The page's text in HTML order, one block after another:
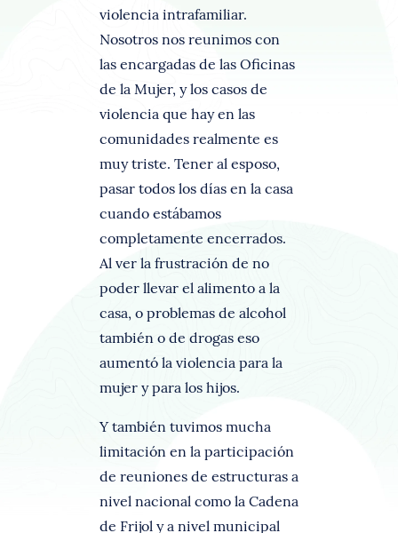
violencia intrafamiliar.
Nosotros nos reunimos con
las encargadas de las Oficinas
de la Mujer, y los casos de
violencia que hay en las
comunidades realmente es
muy triste. Tener al esposo,
pasar todos los días en la casa
cuando estábamos
completamente encerrados.
Al ver la frustración de no
poder llevar el alimento a la
casa, o problemas de alcohol
también o de drogas eso
aumentó la violencia para la
mujer y para los hijos.
Y también tuvimos mucha
limitación en la participación
de reuniones de estructuras a
nivel nacional como la Cadena
de Frijol y a nivel municipal